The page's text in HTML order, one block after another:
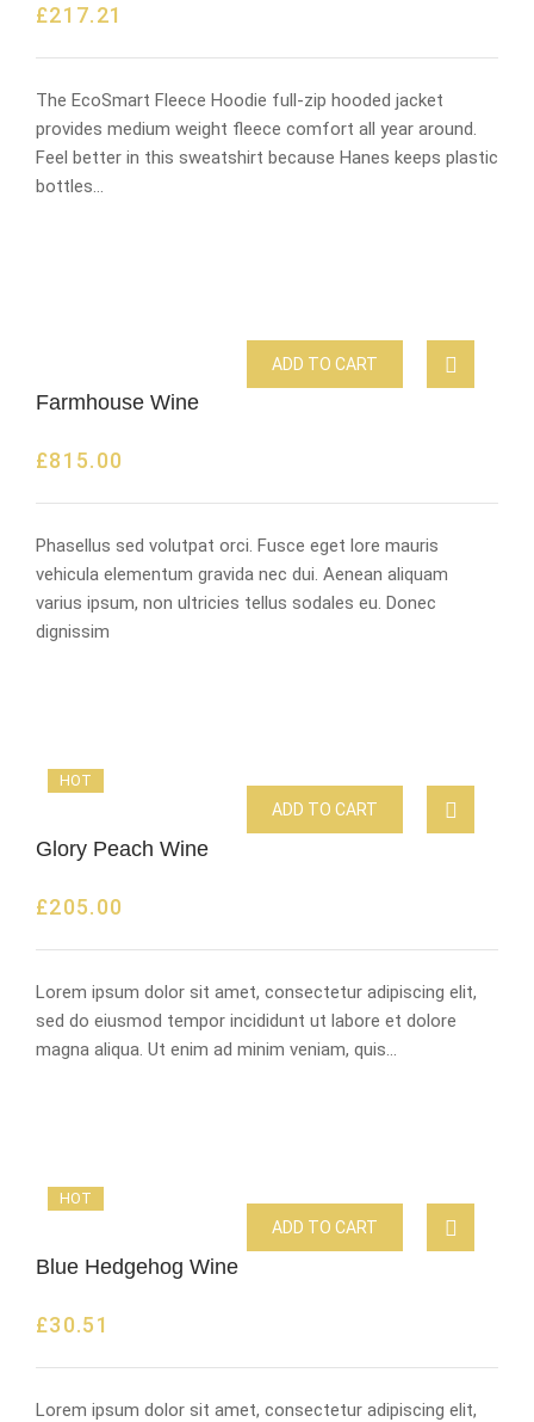
£217.21
The EcoSmart Fleece Hoodie full-zip hooded jacket
provides medium weight fleece comfort all year around.
Feel better in this sweatshirt because Hanes keeps plastic
bottles…
Farmhouse Wine
£815.00
ADD TO CART
Phasellus sed volutpat orci. Fusce eget lore mauris
vehicula elementum gravida nec dui. Aenean aliquam
varius ipsum, non ultricies tellus sodales eu. Donec
dignissim
HOT
Glory Peach Wine
£205.00
ADD TO CART
Lorem ipsum dolor sit amet, consectetur adipiscing elit,
sed do eiusmod tempor incididunt ut labore et dolore
magna aliqua. Ut enim ad minim veniam, quis…
HOT
Blue Hedgehog Wine
£30.51
ADD TO CART
Lorem ipsum dolor sit amet, consectetur adipiscing elit,